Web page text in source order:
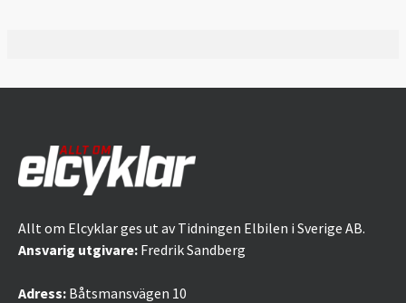
Allt om Elcyklar ges ut av Tidningen Elbilen i Sverige AB.
Ansvarig utgivare: Fredrik Sandberg
Adress: Båtsmansvägen 10